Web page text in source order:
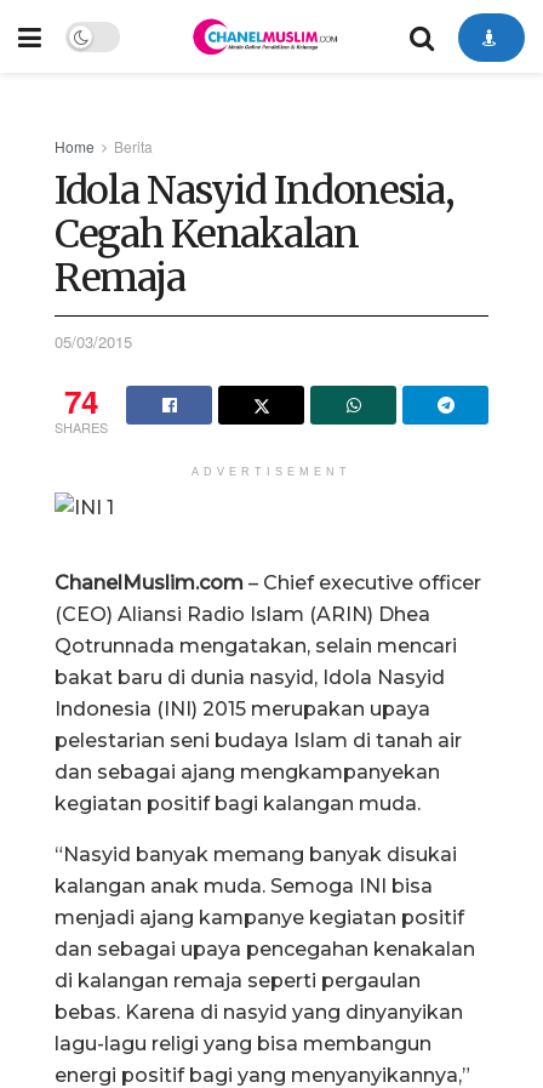
Home Berita
Idola Nasyid Indonesia,
Cegah Kenakalan
Remaja
05/03/2015
74
SHARES
ADVERTISEMENT
ChanelMuslim.com – Chief executive officer
(CEO) Aliansi Radio Islam (ARIN) Dhea
Qotrunnada mengatakan, selain mencari
bakat baru di dunia nasyid, Idola Nasyid
Indonesia (INI) 2015 merupakan upaya
pelestarian seni budaya Islam di tanah air
dan sebagai ajang mengkampanyekan
kegiatan positif bagi kalangan muda.
“Nasyid banyak memang banyak disukai
kalangan anak muda. Semoga INI bisa
menjadi ajang kampanye kegiatan positif
dan sebagai upaya pencegahan kenakalan
di kalangan remaja seperti pergaulan
bebas. Karena di nasyid yang dinyanyikan
lagu-lagu religi yang bisa membangun
energi positif bagi yang menyanyikannya,”